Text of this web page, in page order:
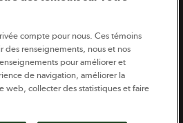
est publié par Sollio Groupe Coopératif.
d’information de la coopération agricole
compte pour nous. Ces témoins
des renseignements, nous et nos
pour améliorer et
de navigation, améliorer la
web, collecter des statistiques et faire